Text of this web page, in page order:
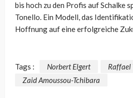
bis hoch zu den Profis auf Schalke
Tonello. Ein Modell, das
Hoffnung auf eine erfolgreiche
Tags : Norbert Elgert
Raffael
Zaid Amoussou-Tchibara